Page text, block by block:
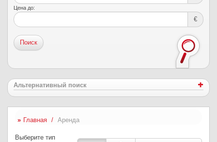
Цена до:
€
Поиск
Альтернативный поиск
Главная Аренда
Выберите тип